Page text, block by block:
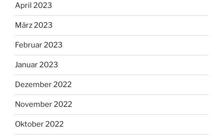
April 2023
März 2023
Februar 2023
Januar 2023
Dezember 2022
November 2022
Oktober 2022